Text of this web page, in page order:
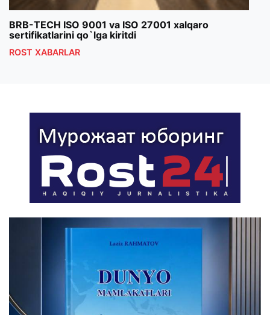
BRB-TECH ISO 9001 va ISO 27001 xalqaro
sertifikatlarini qo`lga kiritdi
ROST XABARLAR